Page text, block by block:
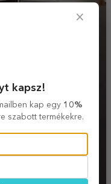
×
kapsz!
kap egy 10%
szabott termékekre.